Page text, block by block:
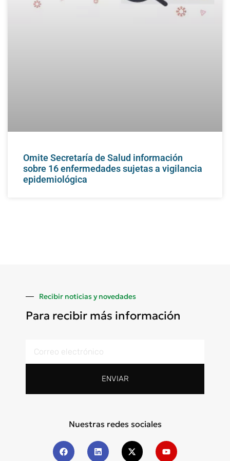
Omite Secretaría de Salud información
sobre 16 enfermedades sujetas a vigilancia
epidemiológica
Recibir noticias y novedades
Para recibir más información
ENVIAR
Nuestras redes sociales